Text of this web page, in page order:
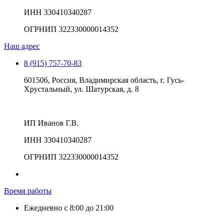
ИНН 330410340287
ОГРНИП 322330000014352
Наш адрес
8 (915) 757-70-83
601506, Россия, Владимирская область, г. Гусь-
Хрустальный, ул. Шатурская, д. 8
ИП Иванов Г.В.
ИНН 330410340287
ОГРНИП 322330000014352
Время работы
Ежедневно с 8:00 до 21:00